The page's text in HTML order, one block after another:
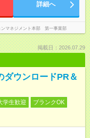
詳細へ
マネジメント本部 第一事業部
掲載日：2026.07.29
ダウンロードPR＆
学生歓迎
ブランクOK